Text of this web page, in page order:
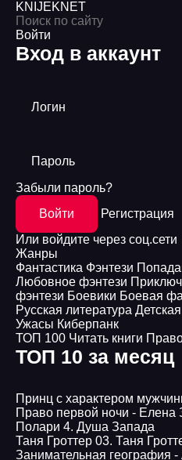
KNIJEKNET
Войти
Вход в аккаунт
Логин
Пароль
Забыли пароль?
Войти
Регистрация
Или войдите через соц.сети
Жанры
Фантастика Фэнтези
Любовное фэнтези
фэнтези Боевики Боевая
Русская литература
Ужасы Киберпанк
ТОП 100 Читать книги
ТОП 10 за месяц
Принц с характером
Право первой ночи - Елена
Полари 4. Душа Запада
Таня Гроттер 03. Таня
Занимательная география